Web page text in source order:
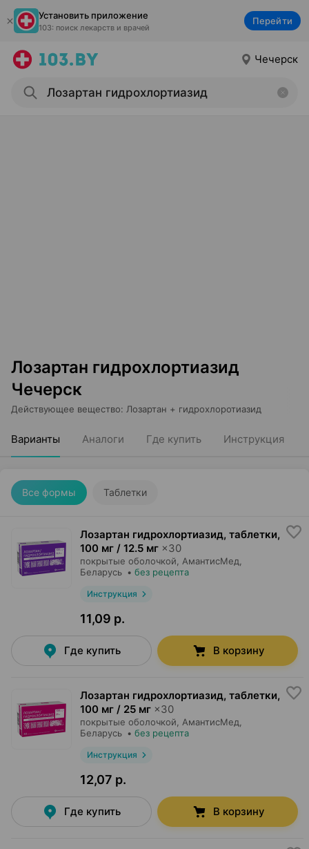
Установить приложение
103: поиск лекарств и врачей
Перейти
Чечерск
Лозартан гидрохлортиазид
Чечерск
Действующее вещество: Лозартан + гидрохлоротиазид
Варианты Аналоги Где купить Инструкция
Все формы Таблетки
Лозартан гидрохлортиазид, таблетки,
100 мг / 12.5 мг ×30
покрытые оболочкой, АмантисМед
Беларусь • без рецепта
Инструкция
11,09 р.
Где купить В корзину
Лозартан гидрохлортиазид, таблетки,
100 мг / 25 мг ×30
покрытые оболочкой, АмантисМед
Беларусь • без рецепта
Инструкция
12,07 р.
Где купить В корзину